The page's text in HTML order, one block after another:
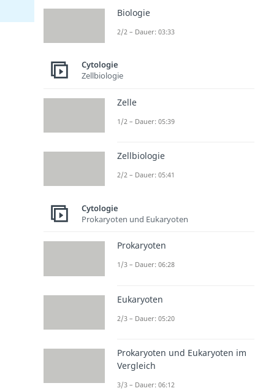
Biologie
2/2 – Dauer: 03:33
Cytologie
Zellbiologie
Zelle
1/2 – Dauer: 05:39
Zellbiologie
2/2 – Dauer: 05:41
Cytologie
Prokaryoten und Eukaryoten
Prokaryoten
1/3 – Dauer: 06:28
Eukaryoten
2/3 – Dauer: 05:20
Prokaryoten und Eukaryoten im
Vergleich
3/3 – Dauer: 06:12